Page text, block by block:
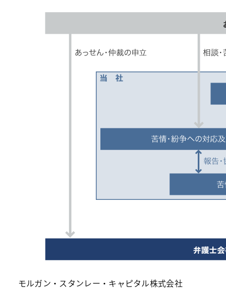
モルガン・スタンレー・キャピタル株式会社